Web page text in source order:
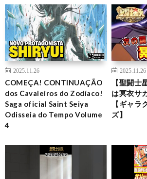
2025.11.26
COMEÇA! CONTINUAÇÃO
dos Cavaleiros do Zodíaco!
Saga oficial Saint Seiya
Odisseia do Tempo Volume
4
2025.11.26
【聖闘士
は冥衣サ
【ギャラ
ズ】